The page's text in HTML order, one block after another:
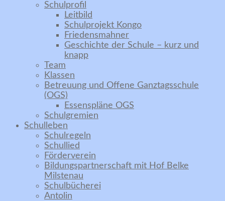
Schulprofil
Leitbild
Schulprojekt Kongo
Friedensmahner
Geschichte der Schule – kurz und
knapp
Team
Klassen
Betreuung und Offene Ganztagsschule
(OGS)
Essenspläne OGS
Schulgremien
Schulleben
Schulregeln
Schullied
Förderverein
Bildungspartnerschaft mit Hof Belke
Milstenau
Schulbücherei
Antolin